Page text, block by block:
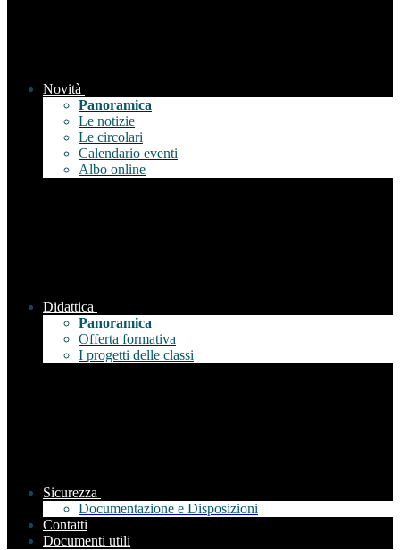
Novità
Panoramica
Le notizie
Le circolari
Calendario eventi
Albo online
Didattica
Panoramica
Offerta formativa
I progetti delle classi
Sicurezza
Documentazione e Disposizioni
Contatti
Documenti utili